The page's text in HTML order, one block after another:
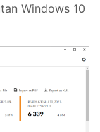
Windows 10